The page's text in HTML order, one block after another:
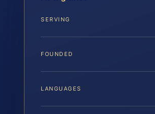
SERVING
FOUNDED
LANGUAGES